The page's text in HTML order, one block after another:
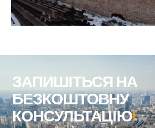
ЗАПИШІТЬСЯ НА
БЕЗКОШТОВНУ
КОНСУЛЬТАЦІЮ!